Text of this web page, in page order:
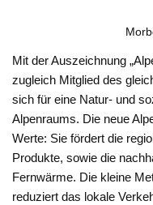
Mit der Auszeichnung
zugleich Mitglied des
sich für eine Natur- und
Alpenraums. Die neue
Werte: Sie fördert die
Produkte, sowie die
Fernwärme. Die kleine
reduziert das lokale